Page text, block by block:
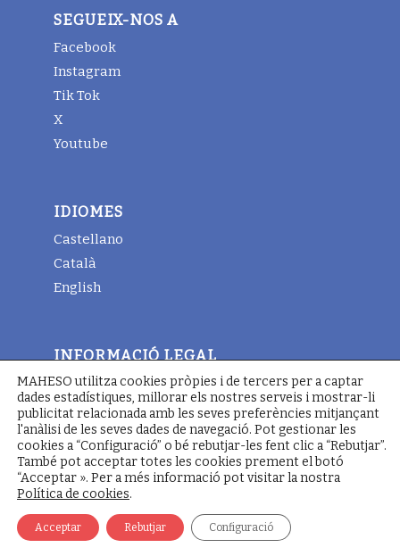
SEGUEIX-NOS A
Facebook
Instagram
Tik Tok
X
Youtube
IDIOMES
Castellano
Català
English
INFORMACIÓ LEGAL
Avis legal
Termes i condicions generals
Política de cookies
© Copyright - Maheso 2022 - Web designed by
Comunicación
MAHESO utilitza cookies pròpies i de tercers per a captar
dades estadístiques, millorar els nostres serveis i mostrar-li
publicitat relacionada amb les seves preferències mitjançant
l'anàlisi de les seves dades de navegació. Pot gestionar les
cookies a “Configuració” o bé rebutjar-les fent clic a “Rebutjar”.
També pot acceptar totes les cookies prement el botó
“Acceptar ». Per a més informació pot visitar la nostra
Política de cookies.
Acceptar Rebutjar Configuració